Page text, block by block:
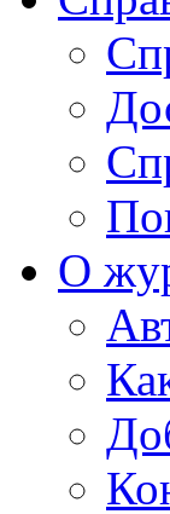
О